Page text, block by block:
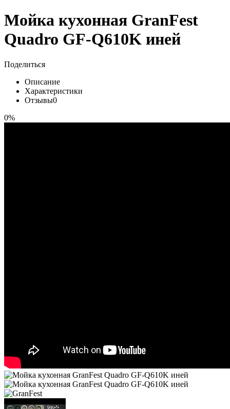
Мойка кухонная GranFest
Quadro GF-Q610K иней
Поделиться
Описание
Характеристики
Отзывы0
0%